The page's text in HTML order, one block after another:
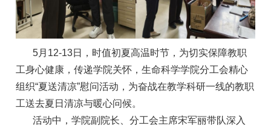
5月12-13日，时值初夏高温时节，为切实保障教职
工身心健康，传递学院关怀，生命科学学院分工会精心
组织“夏送清凉”慰问活动，为奋战在教学科研一线的教职
工送去夏日清凉与暖心问候。
活动中，学院副院长、分工会主席宋军丽带队深入